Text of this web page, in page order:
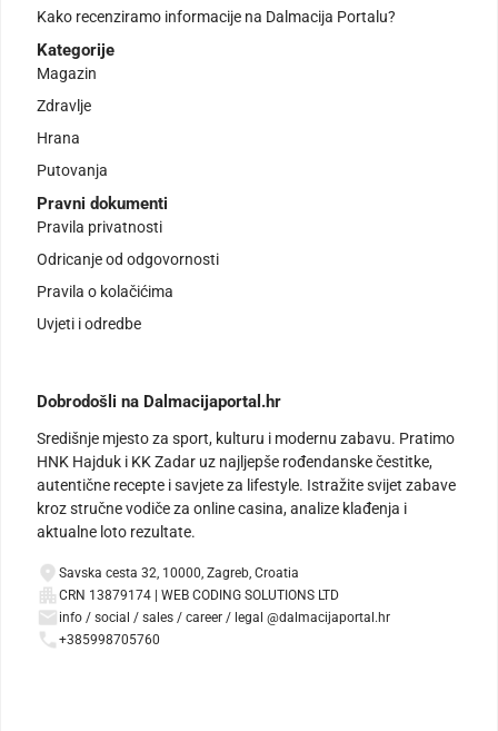
Kako recenziramo informacije na Dalmacija Portalu?
Kategorije
Magazin
Zdravlje
Hrana
Putovanja
Pravni dokumenti
Pravila privatnosti
Odricanje od odgovornosti
Pravila o kolačićima
Uvjeti i odredbe
Dobrodošli na Dalmacijaportal.hr
Središnje mjesto za sport, kulturu i modernu zabavu. Pratimo
HNK Hajduk i KK Zadar uz najljepše rođendanske čestitke,
autentične recepte i savjete za lifestyle. Istražite svijet zabave
kroz stručne vodiče za online casina, analize klađenja i
aktualne loto rezultate.
Savska cesta 32, 10000, Zagreb, Croatia
CRN 13879174 | WEB CODING SOLUTIONS LTD
info / social / sales / career / legal @dalmacijaportal.hr
+385998705760